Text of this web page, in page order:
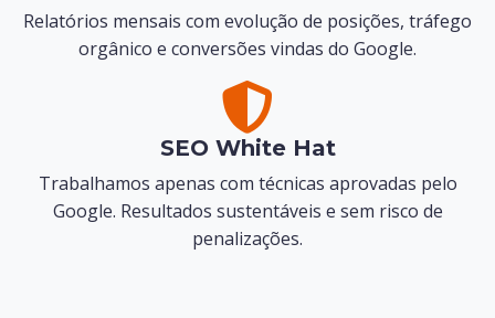
Relatórios mensais com evolução de posições, tráfego
orgânico e conversões vindas do Google.
SEO White Hat
Trabalhamos apenas com técnicas aprovadas pelo
Google. Resultados sustentáveis e sem risco de
penalizações.